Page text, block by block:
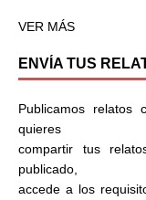
VER MÁS
ENVÍA TUS
Publicamos relatos
quieres
compartir tus
publicado,
accede a los